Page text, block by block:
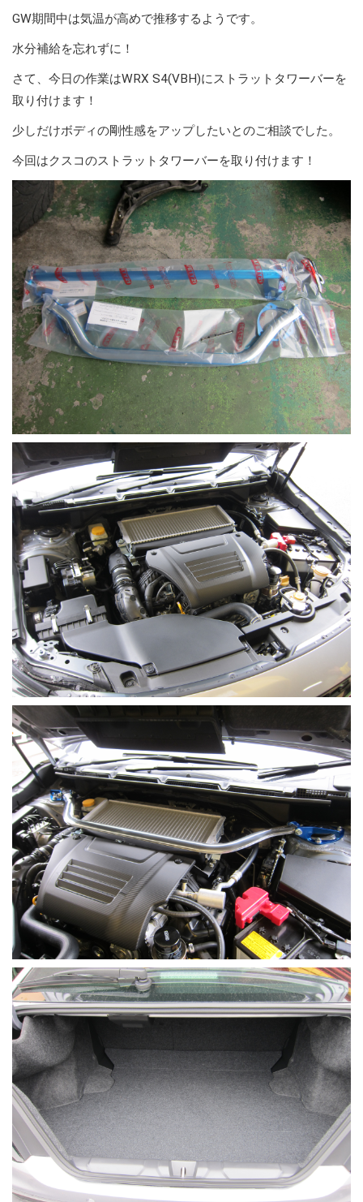
GW期間中は気温が高めで推移するようです。
水分補給を忘れずに！
さて、今日の作業はWRX S4(VBH)にストラットタワーバーを
取り付けます！
少しだけボディの剛性感をアップしたいとのご相談でした。
今回はクスコのストラットタワーバーを取り付けます！